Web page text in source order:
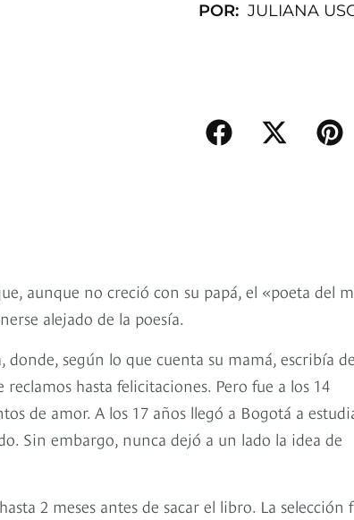
POR: JULIANA
aunque no creció con su papá, el «poeta del
alejado de la poesía.
según lo que cuenta su mamá, escribía
hasta felicitaciones. Pero fue a los 14
de amor. A los 17 años llegó a Bogotá a
Sin embargo, nunca dejó a un lado la idea de
2 meses antes de sacar el libro. La selección